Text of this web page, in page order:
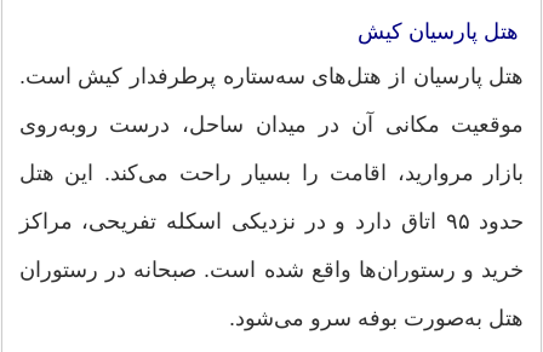
هتل پارسیان کیش
هتل پارسیان از هتل‌های سه‌ستاره پرطرفدار کیش است.
موقعیت مکانی آن در میدان ساحل، درست روبه‌روی
بازار مروارید، اقامت را بسیار راحت می‌کند. این هتل
حدود ۹۵ اتاق دارد و در نزدیکی اسکله تفریحی، مراکز
خرید و رستوران‌ها واقع شده است. صبحانه در رستوران
هتل به‌صورت بوفه سرو می‌شود.